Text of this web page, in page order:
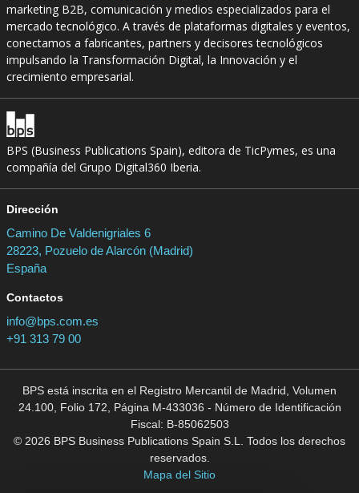
marketing B2B, comunicación y medios especializados para el
mercado tecnológico. A través de plataformas digitales y eventos,
conectamos a fabricantes, partners y decisores tecnológicos
impulsando la Transformación Digital, la Innovación y el
crecimiento empresarial.
BPS (Business Publications Spain), editora de TicPymes, es una
compañía del Grupo Digital360 Iberia.
Dirección
Camino De Valdenigriales 6
28223, Pozuelo de Alarcón (Madrid)
España
Contactos
info@bps.com.es
+91 313 79 00
BPS está inscrita en el Registro Mercantil de Madrid, Volumen
24.100, Folio 172, Página M-433036 - Número de Identificación
Fiscal: B-85062503
© 2026 BPS Business Publications Spain S.L. Todos los derechos
reservados.
Mapa del Sitio